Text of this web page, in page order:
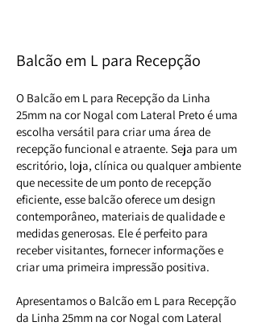
Balcão em L para Recepção
O Balcão em L para Recepção da Linha
25mm na cor Nogal com Lateral Preto é uma
escolha versátil para criar uma área de
recepção funcional e atraente. Seja para um
escritório, loja, clínica ou qualquer ambiente
que necessite de um ponto de recepção
eficiente, esse balcão oferece um design
contemporâneo, materiais de qualidade e
medidas generosas. Ele é perfeito para
receber visitantes, fornecer informações e
criar uma primeira impressão positiva.
Apresentamos o Balcão em L para Recepção
da Linha 25mm na cor Nogal com Lateral